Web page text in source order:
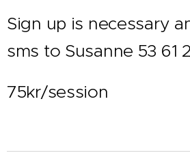
Sign up is necessary
sms to Susanne 53 61
75kr/session